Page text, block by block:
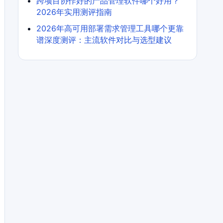
2026年实用测评指南
2026年高可用部署需求管理工具哪个更靠
谱深度测评：主流软件对比与选型建议